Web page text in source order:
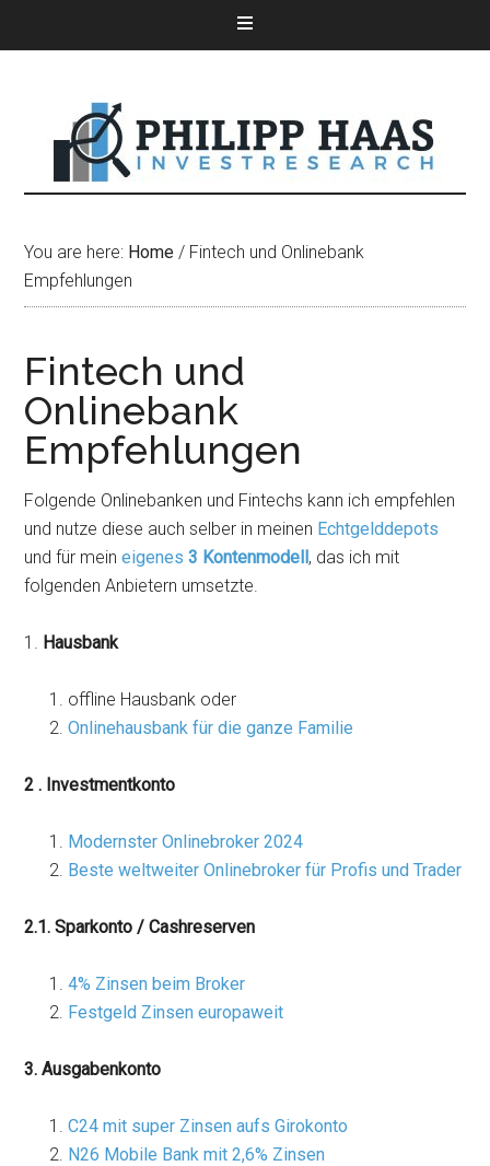
You are here: Home / Fintech und Onlinebank
Empfehlungen
Fintech und
Onlinebank
Empfehlungen
Folgende Onlinebanken und Fintechs kann ich empfehlen
und nutze diese auch selber in meinen Echtgelddepots
und für meineigenes3 Kontenmodell, das ich mit
folgenden Anbietern umsetzte.
1. Hausbank
offline Hausbank oder
Onlinehausbank für die ganze Familie
2 . Investmentkonto
Modernster Onlinebroker 2024
Beste weltweiter Onlinebroker für Profis und Trader
2.1. Sparkonto / Cashreserven
4% Zinsen beim Broker
Festgeld Zinsen europaweit
3. Ausgabenkonto
C24 mit super Zinsen aufs Girokonto
N26 Mobile Bank mit 2,6% Zinsen